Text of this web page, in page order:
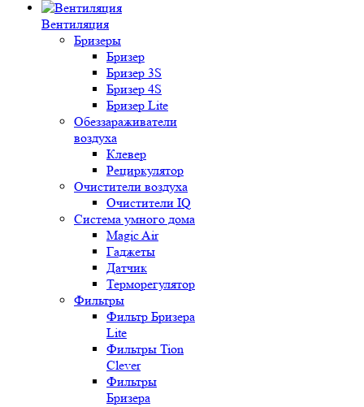
Вентиляция
Бризеры
Бризер
Бризер 3S
Бризер 4S
Бризер Lite
Обеззараживатели
воздуха
Клевер
Рециркулятор
Очистители воздуха
Очистители IQ
Система умного дома
Magic Air
Гаджеты
Датчик
Терморегулятор
Фильтры
Фильтр Бризера
Lite
Фильтры Tion
Clever
Фильтры
Бризера